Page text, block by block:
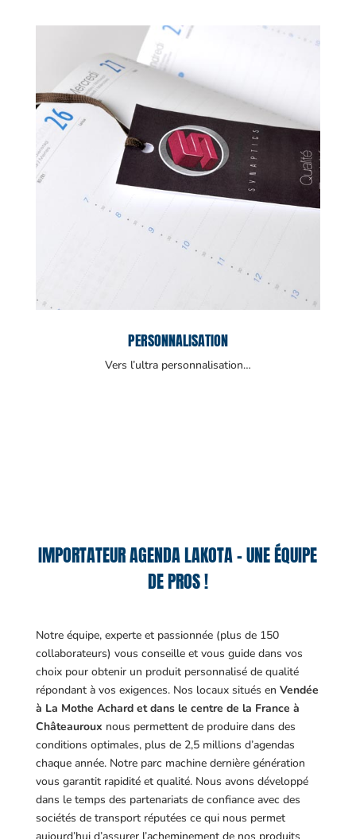
PERSONNALISATION
Vers l’ultra personnalisation…
IMPORTATEUR AGENDA LAKOTA – UNE ÉQUIPE
DE PROS !
Notre équipe, experte et passionnée (plus de 150
collaborateurs) vous conseille et vous guide dans vos
choix pour obtenir un produit personnalisé de qualité
répondant à vos exigences. Nos locaux situés en Vendée
à La Mothe Achard et dans le centre de la France à
Châteauroux nous permettent de produire dans des
conditions optimales, plus de 2,5 millions d’agendas
chaque année. Notre parc machine dernière génération
vous garantit rapidité et qualité. Nous avons développé
dans le temps des partenariats de confiance avec des
sociétés de transport réputées ce qui nous permet